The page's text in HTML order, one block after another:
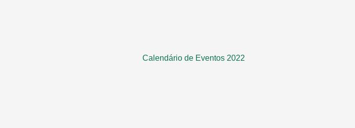
Calendário de Eventos 2022